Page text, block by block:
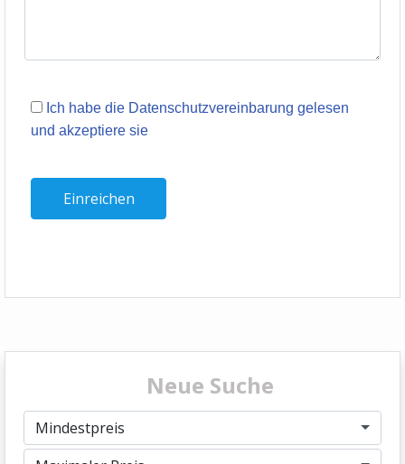
Ich habe die Datenschutzvereinbarung gelesen
und akzeptiere sie
Neue Suche
Mindestpreis